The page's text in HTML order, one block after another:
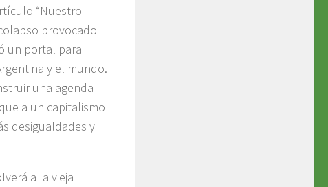
“Nuestro
provocado
un portal para
y el mundo.
una agenda
a un capitalismo
desigualdades y
a la vieja